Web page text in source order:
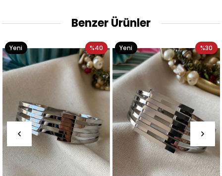
Benzer Ürünler
%40
Yeni
Ürün
%30
Yeni
Ürün